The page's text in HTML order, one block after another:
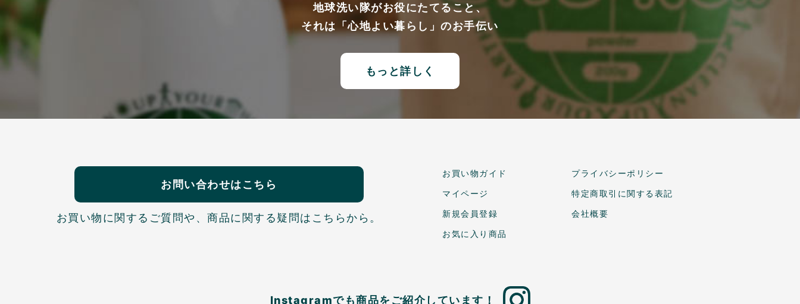
地球洗い隊がお役にたてること、
それは「心地よい暮らし」のお手伝い
もっと詳しく
お問い合わせはこちら
お買い物に関するご質問や、商品に関する疑問はこちらから。
お買い物ガイド
マイページ
新規会員登録
お気に入り商品
プライバシーポリシー
特定商取引に関する表記
会社概要
Instagramでも商品を ご紹介しています！